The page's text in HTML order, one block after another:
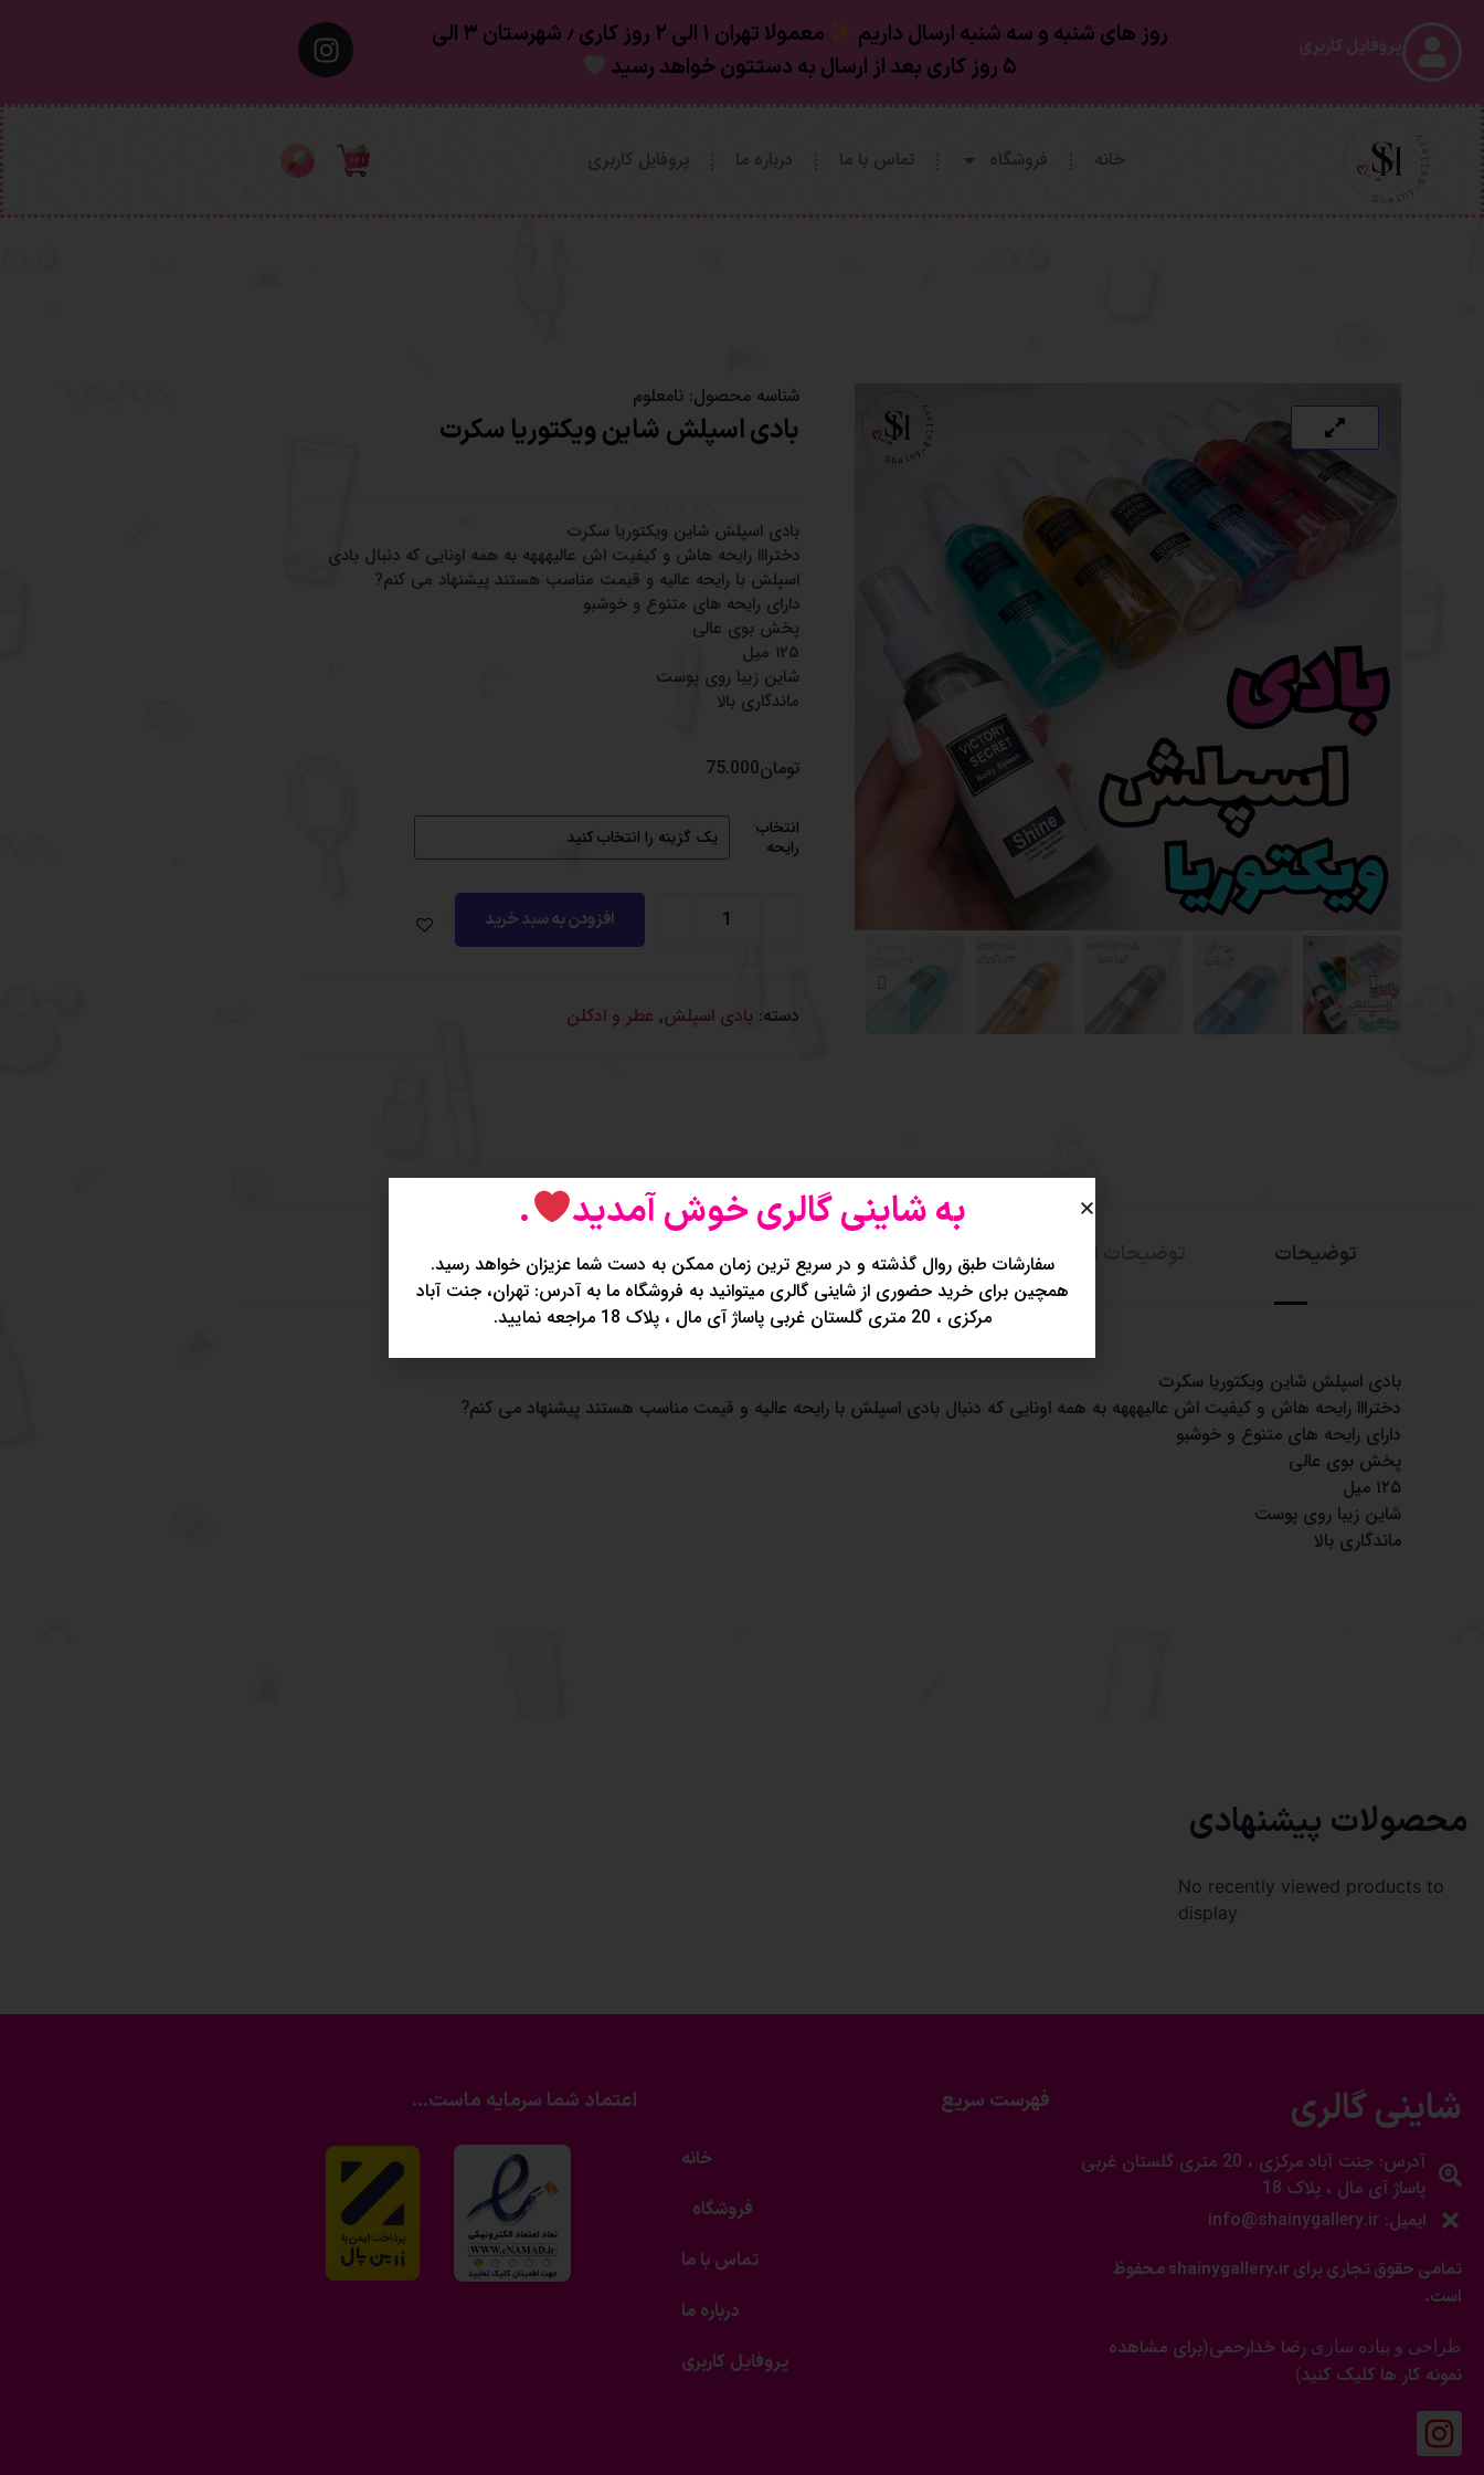
پروفایل کاربری روز های شنبه و سه شنبه ارسال داریم
معمولا تهران ۱ الی ۲ روز‌ کاری ٫ شهرستان ۳ الی
۵ روز کاری بعد از ارسال به دستتون خواهد رسید
خانه فروشگاه تماس با ما درباره ما پروفایل کاربری
شناسه محصول: نامعلوم
بادی اسپلش شاین ویکتوریا سکرت
بادی اسپلش شاین ویکتوریا سکرت
دخترااا رایحه هاش و کیفیت اش عالیهههه به همه اونایی که دنبال بادی
اسپلش با رایحه عالیه و قیمت مناسب هستند پیشنهاد می کنم?
دارای رایحه های متنوع و خوشبو
پخش بوی عالی
۱۲۵ میل
شاین زیبا روی پوست
ماندگاری بالا
تومان75.000
انتخاب
رایحه
افزودن به سبد خرید
دسته: بادی اسپلش, عطر و ادکلن
توضیحات توضیحات تکمیلی نظرات (0)
بادی اسپلش شاین ویکتوریا سکرت
دخترااا رایحه هاش و کیفیت اش عالیهههه به همه اونایی که دنبال بادی اسپلش با رایحه عالیه و قیمت مناسب هستند پیشنهاد می کنم?
دارای رایحه های متنوع و خوشبو
پخش بوی عالی
۱۲۵ میل
شاین زیبا روی پوست
ماندگاری بالا
محصولات پیشنهادی
No recently viewed products to
display
شاینی گالری
آدرس: جنت آباد مرکزی ، 20 متری گلستان غربی
پاساژ آی مال ، پلاک 18
ایمیل: info@shainygallery.ir
تمامی حقوق تجاری برای shainygallery.ir محفوظ
است.
طراحی و پیاده سازی رضا خدارحمی(برای مشاهده
نمونه کار ها کلیک کنید)
فهرست سریع
خانه
فروشگاه
تماس با ما
درباره ما
پروفایل کاربری
اعتماد شما سرمایه ماست...
به شاینی گالری خوش آمدید .
سفارشات طبق روال گذشته و در سریع ترین زمان ممکن به دست شما عزیزان خواهد رسید.
همچین برای خرید حضوری از شاینی گالری میتوانید به فروشگاه ما به آدرس: تهران، جنت آباد
مرکزی ، 20 متری گلستان غربی پاساژ آی مال ، پلاک 18 مراجعه نمایید.